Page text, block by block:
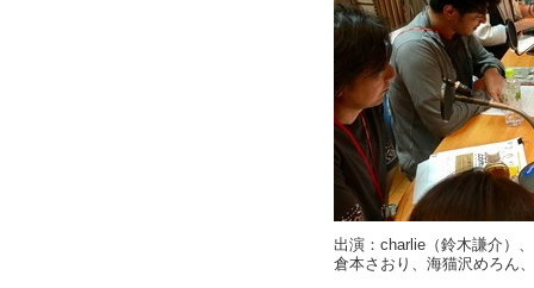
出演：charlie（鈴木謙介）
倉本さおり、海猫沢めろん